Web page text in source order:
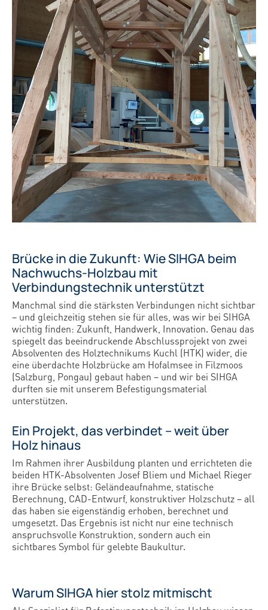
Brücke in die Zukunft: Wie SIHGA beim
Nachwuchs-Holzbau mit
Verbindungstechnik unterstützt
Manchmal sind die stärksten Verbindungen nicht sichtbar
– und gleichzeitig stehen sie für alles, was wir bei SIHGA
wichtig finden: Zukunft, Handwerk, Innovation. Genau das
spiegelt das beeindruckende Abschlussprojekt von zwei
Absolventen des Holztechnikums Kuchl (HTK) wider, die
eine überdachte Holzbrücke am Hofalmsee in Filzmoos
(Salzburg, Pongau) gebaut haben – und wir bei SIHGA
durften sie mit unserem Befestigungsmaterial
unterstützen.
Ein Projekt, das verbindet – weit über
Holz hinaus
Im Rahmen ihrer Ausbildung planten und errichteten die
beiden HTK-Absolventen Josef Bliem und Michael Rieger
ihre Brücke selbst: Geländeaufnahme, statische
Berechnung, CAD-Entwurf, konstruktiver Holzschutz – all
das haben sie eigenständig erhoben, berechnet und
umgesetzt. Das Ergebnis ist nicht nur eine technisch
anspruchsvolle Konstruktion, sondern auch ein
sichtbares Symbol für gelebte Baukultur.
Warum SIHGA hier stolz mitmischt